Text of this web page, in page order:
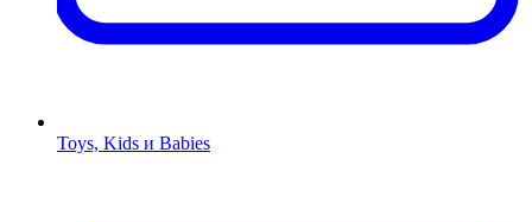
Toys, Kids и Babies